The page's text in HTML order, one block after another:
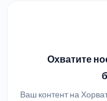
Охватите
Ваш контент на